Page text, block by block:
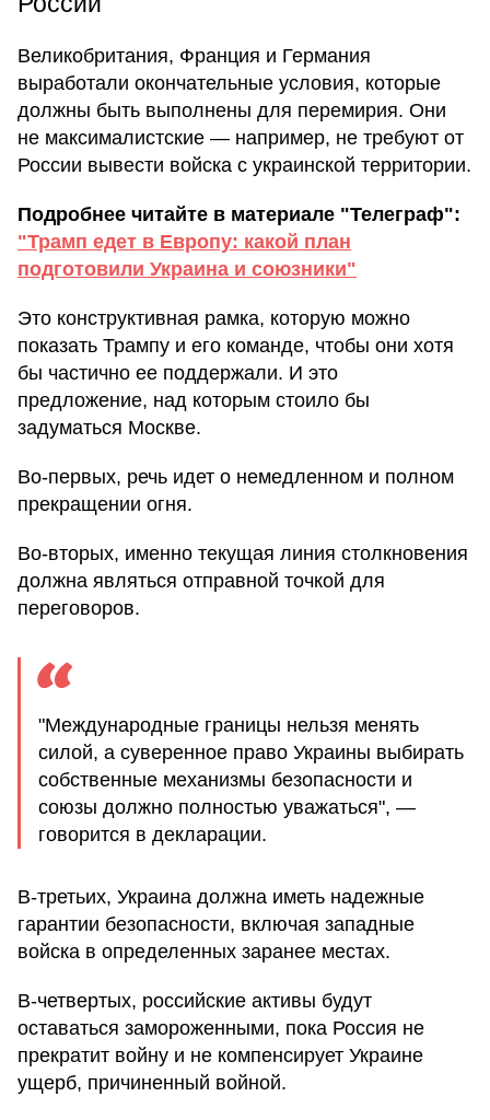
Великобритания, Франция и Германия
выработали окончательные условия, которые
должны быть выполнены для перемирия. Они
не максималистские — например, не требуют от
России вывести войска с украинской территории.
Подробнее читайте в материале "Телеграф":
"Трамп едет в Европу: какой план
подготовили Украина и союзники"
Это конструктивная рамка, которую можно
показать Трампу и его команде, чтобы они хотя
бы частично ее поддержали. И это
предложение, над которым стоило бы
задуматься Москве.
Во-первых, речь идет о немедленном и полном
прекращении огня.
Во-вторых, именно текущая линия столкновения
должна являться отправной точкой для
переговоров.
"Международные границы нельзя менять
силой, а суверенное право Украины выбирать
собственные механизмы безопасности и
союзы должно полностью уважаться", —
говорится в декларации.
В-третьих, Украина должна иметь надежные
гарантии безопасности, включая западные
войска в определенных заранее местах.
В-четвертых, российские активы будут
оставаться замороженными, пока Россия не
прекратит войну и не компенсирует Украине
ущерб, причиненный войной.